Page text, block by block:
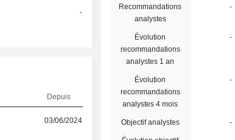
-
Depuis
03/06/2024
Recommandations
analystes
-
Évolution
recommandations
analystes 1 an
-
Évolution
recommandations
analystes 4 mois
-
Objectif analystes -